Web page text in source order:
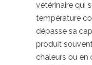
vétérinaire qui
température
dépasse sa
produit
chaleurs ou en